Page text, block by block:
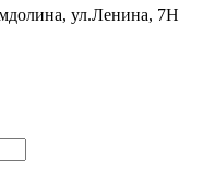
ул.Ленина, 7Н